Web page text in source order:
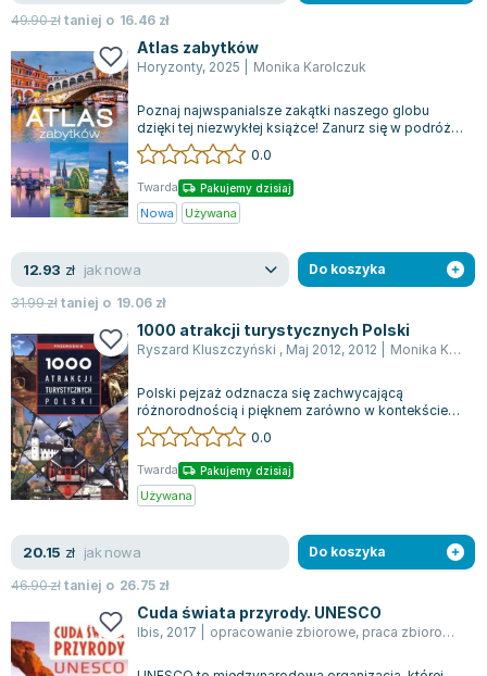
49.90złtaniej o 16.46 zł
Atlas zabytków
Horyzonty, 2025 Monika Karolczuk
Poznaj najwspanialsze zakątki naszego globu
dzięki tej niezwykłej książce! Zanurz się w podróży
po wyjątkowych miejscach Europy, A...
0.0
Twarda Pakujemy dzisiaj
Nowa Używana
12.93 zł jak nowa
31.99złtaniej o 19.06 zł
Do koszyka
1000 atrakcji turystycznych Polski
Ryszard Kluszczyński , Maj 2012, 2012 Monika Karolczuk
Polski pejzaż odznacza się zachwycającą
różnorodnością i pięknem zarówno w kontekście
kulturowym, jak i przyrodniczym. Wśród najws...
0.0
Twarda Pakujemy dzisiaj
Używana
20.15 zł jak nowa
46.90złtaniej o 26.75 zł
Do koszyka
Cuda świata przyrody. UNESCO
Ibis, 2017 opracowanie zbiorowe, praca zbiorowa